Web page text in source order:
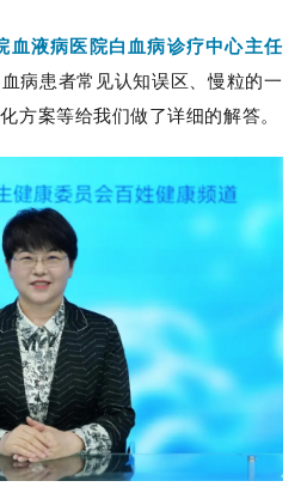
血液病医院白血病诊疗中心主任
病患者常见认知误区、慢粒的一
方案等给我们做了详细的解答。